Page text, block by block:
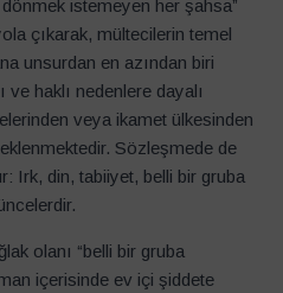
istemeyen her şahsa”
çıkarak, mültecilerin temel
unsurdan en azından biri
ve haklı nedenlere dayalı
veya ikamet ülkesinden
Sözleşmede de
Irk, din, tabiiyet, belli bir gruba
olanı “belli bir gruba
içerisinde ev içi şiddete